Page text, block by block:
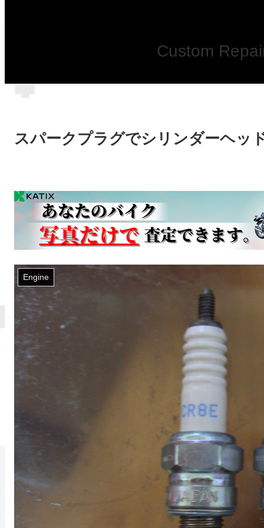
Custom
スパークプラグでシリンダーヘッ
Engine